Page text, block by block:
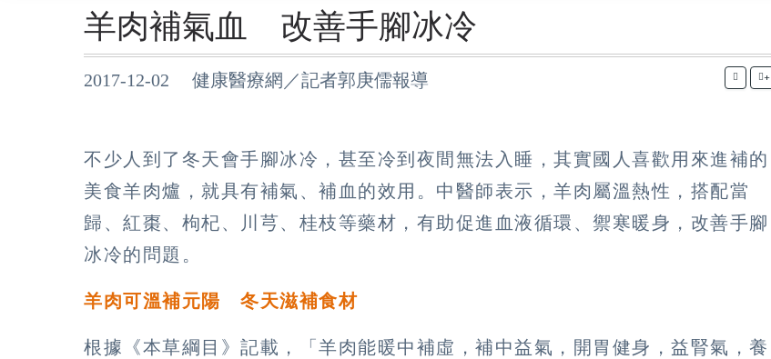
羊肉補氣血 改善手腳冰冷
2017-12-02 健康醫療網／記者郭庚儒報導 +
不少人到了冬天會手腳冰冷，甚至冷到夜間無法入睡，其實國人喜歡用來進補的
美食羊肉爐，就具有補氣、補血的效用。中醫師表示，羊肉屬溫熱性，搭配當
歸、紅棗、枸杞、川芎、桂枝等藥材，有助促進血液循環、禦寒暖身，改善手腳
冰冷的問題。
羊肉可溫補元陽 冬天滋補食材
根據《本草綱目》記載，「羊肉能暖中補虛，補中益氣，開胃健身，益腎氣，養